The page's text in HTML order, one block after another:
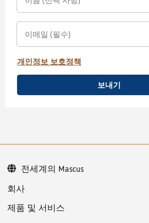
개인정보 보호정책
보내기
회사
제품 및 서비스
전세계의 Mascus